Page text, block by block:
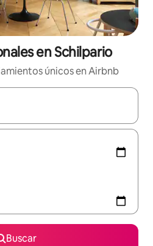
en Schilpario
únicos en Airbnb
disponibles, navega con las
Buscar